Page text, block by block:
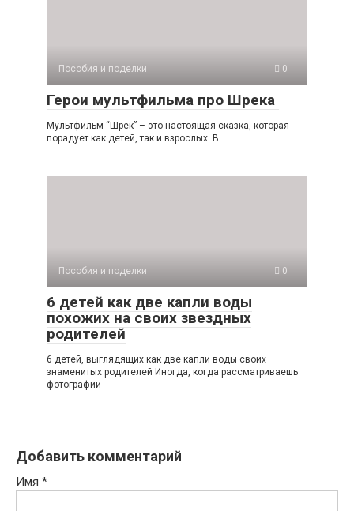
Пособия и поделки 0
Герои мультфильма про Шрека
Мультфильм “Шрек” – это настоящая сказка, которая
порадует как детей, так и взрослых. В
Пособия и поделки 0
6 детей как две капли воды
похожих на своих звездных
родителей
6 детей, выглядящих как две капли воды своих
знаменитых родителей Иногда, когда рассматриваешь
фотографии
Добавить комментарий
Имя *